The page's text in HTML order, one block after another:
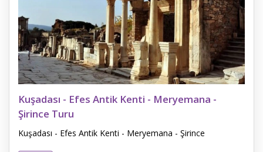
Kuşadası - Efes Antik Kenti - Meryemana -
Şirince Turu
Kuşadası - Efes Antik Kenti - Meryemana - Şirince